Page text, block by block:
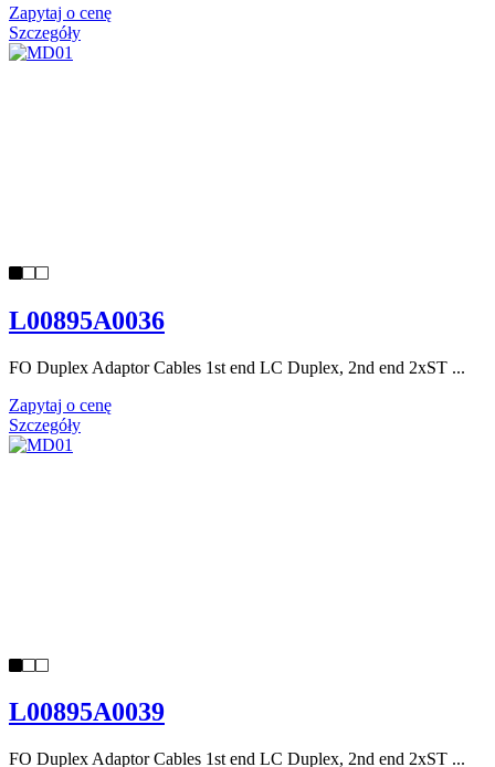
Zapytaj o cenę
Szczegóły
L00895A0036
FO Duplex Adaptor Cables 1st end LC Duplex, 2nd end 2xST ...
Zapytaj o cenę
Szczegóły
L00895A0039
FO Duplex Adaptor Cables 1st end LC Duplex, 2nd end 2xST ...